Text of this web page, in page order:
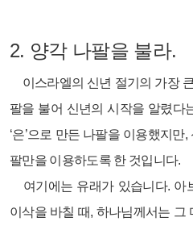
2. 양각 나팔을 불라.
이스라엘의 신년 절기의 가장
팔을 불어 신년의 시작을 알렸다
‘은’으로 만든 나팔을 이용했지
팔만을 이용하도록 한 것입니다.
여기에는 유래가 있습니다.
이삭을 바칠 때, 하나님께서는 그